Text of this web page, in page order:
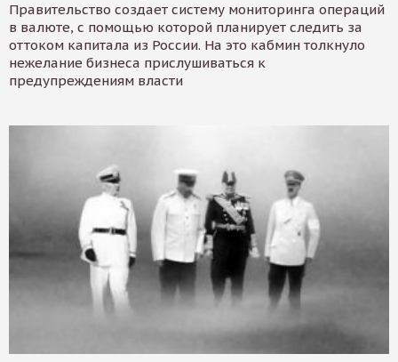
Правительство создает систему мониторинга операций
в валюте, с помощью которой планирует следить за
оттоком капитала из России. На это кабмин толкнуло
нежелание бизнеса прислушиваться к
предупреждениям власти